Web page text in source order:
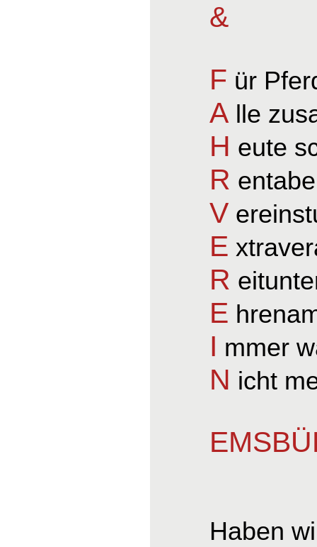
&
F ür
A lle
H eute
R
V
E
R
E
I mmer
N icht
Haben